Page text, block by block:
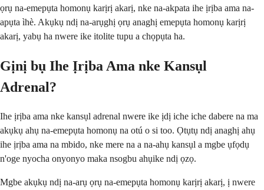
ọrụ na-emepụta homonụ karịrị akarị, nke na-akpata ihe ịrịba ama na-
apụta ìhè. Akụkụ ndị na-arụghị ọrụ anaghị emepụta homonụ karịrị
akarị, yabụ ha nwere ike itolite tupu a chọpụta ha.
Gịnị bụ Ihe Ịrịba Ama nke Kansụl
Adrenal?
Ihe ịrịba ama nke kansụl adrenal nwere ike ịdị iche iche dabere na ma
akụkụ ahụ na-emepụta homonụ na otú o si too. Ọtụtụ ndị anaghị ahụ
ihe ịrịba ama na mbido, nke mere na a na-ahụ kansụl a mgbe ụfọdụ
n'oge nyocha onyonyo maka nsogbu ahụike ndị ọzọ.
Mgbe akụkụ ndị na-arụ ọrụ na-emepụta homonụ karịrị akarị, ị nwere